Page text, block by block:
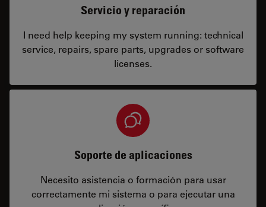
Servicio y reparación
I need help keeping my system running: technical
service, repairs, spare parts, upgrades or software
licenses.
Soporte de aplicaciones
Necesito asistencia o formación para usar
correctamente mi sistema o para ejecutar una